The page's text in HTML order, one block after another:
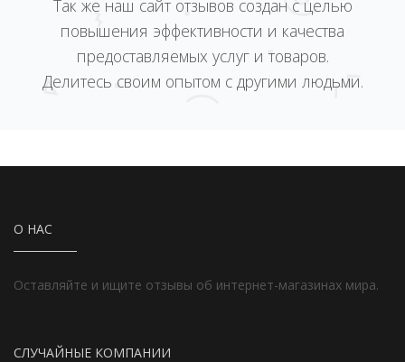
Так же наш сайт отзывов создан с целью
повышения эффективности и качества
предоставляемых услуг и товаров.
Делитесь своим опытом с другими людьми.
О НАС
Оставляйте и ищите отзывы об интернет-магазинах мира.
СЛУЧАЙНЫЕ КОМПАНИИ